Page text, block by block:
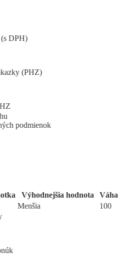
DPH)
(PHZ)
podmienok
Výhodnejšia hodnota
Váha
Menšia
100